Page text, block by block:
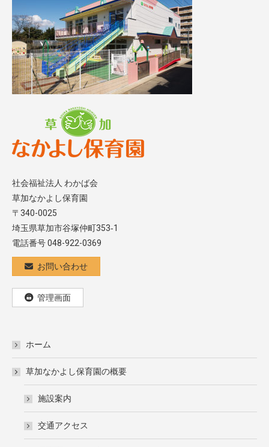
社会福祉法人 わかば会
草加なかよし保育園
〒340-0025
埼玉県草加市谷塚仲町353‐1
電話番号 048-922-0369
お問い合わせ
管理画面
ホーム
草加なかよし保育園の概要
施設案内
交通アクセス